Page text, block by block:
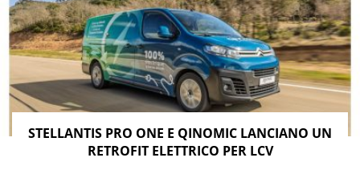
STELLANTIS PRO ONE E QINOMIC LANCIANO UN
RETROFIT ELETTRICO PER LCV